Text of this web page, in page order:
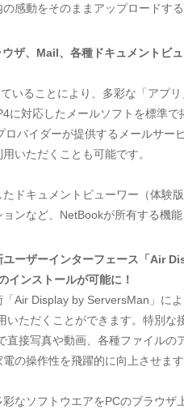
感動をそのままアップロードする
ザ、Mail、各種ドキュメントビ
いることにより、多彩な「アプリ
に対応したメールソフトを標準で
ロバイダーが提供するメールサー
いただくことも可能です。
ドキュメントビューワー（体験版
ンなど、NetBookが所有する機能
ーザーインターフェース「Air
インストールが可能に！
Air Display by ServersMan」によ
いただくことができます。特別な
直接写真や動画、各種ファイルの
の操作性を飛躍的に向上させます
なソフトウエアをPCのブラウザ